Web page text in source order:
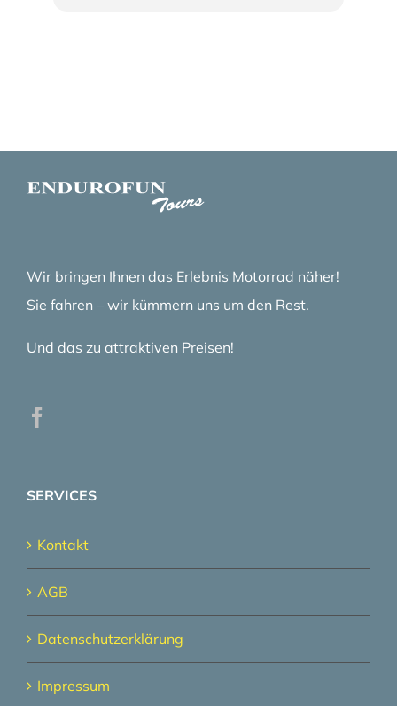
Wir bringen Ihnen das Erlebnis Motorrad näher!
Sie fahren – wir kümmern uns um den Rest.
Und das zu attraktiven Preisen!
SERVICES
Kontakt
AGB
Datenschutzerklärung
Impressum